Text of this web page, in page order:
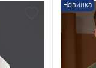
В
Новинка